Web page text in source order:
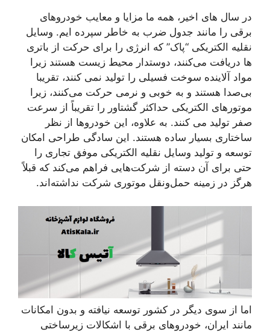
در سال های اخیر، همه ما مزایا و معایب خودروهای
برقی را مانند جدول ضرب به خاطر سپرده ایم. وسایل
نقلیه الکتریکی “پاک” که انرژی را برای حرکت از باتری
ها دریافت می‌کنند، دوستدار محیط زیست هستند زیرا
مواد آلاینده سوخت فسیلی را تولید نمی کنند، تقریبا
بی‌صدا هستند و به خوبی و نرمی حرکت می‌کنند، زیرا
موتورهای الکتریکی حداکثر گشتاور را تقریباً از سرعت
صفر تولید می کنند. به علاوه، این خودروها از نظر
ساختاری بسیار ساده هستند. این سادگی طراحی امکان
توسعه و تولید وسایل نقلیه الکتریکی موفق تجاری را
حتی برای آن دسته از شرکت‌هایی فراهم می‌کند که قبلاً
هرگز در زمینه حمل‌ونقل موتوری شرکت نداشته‌اند.
اما از سوی دیگر در کشور توسعه نیافته و بدون امکانات
مانند ایران، خودروهای برقی با اشکالات زیرساختی